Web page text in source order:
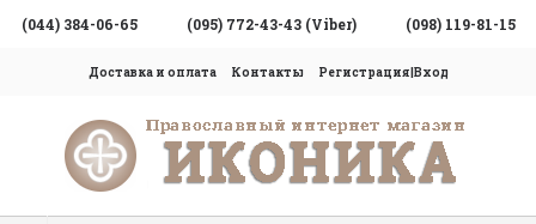
(044) 384-06-65 (095) 772-43-43 (Viber) (098) 119-81-15
Доставка и оплата Контакты Регистрация|Вход